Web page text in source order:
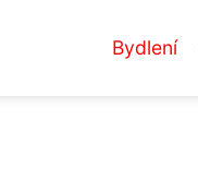
Bydlení